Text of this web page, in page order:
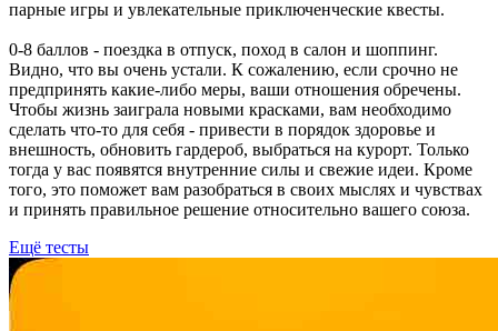
парные игры и увлекательные приключенческие квесты.
0-8 баллов - поездка в отпуск, поход в салон и шоппинг.
Видно, что вы очень устали. К сожалению, если срочно не
предпринять какие-либо меры, ваши отношения обречены.
Чтобы жизнь заиграла новыми красками, вам необходимо
сделать что-то для себя - привести в порядок здоровье и
внешность, обновить гардероб, выбраться на курорт. Только
тогда у вас появятся внутренние силы и свежие идеи. Кроме
того, это поможет вам разобраться в своих мыслях и чувствах
и принять правильное решение относительно вашего союза.
Ещё тесты